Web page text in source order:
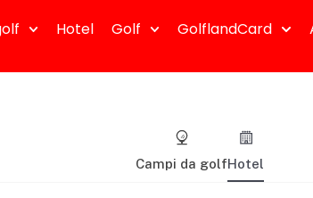
Hotel Golf GolflandCard
Campi da golfHotel